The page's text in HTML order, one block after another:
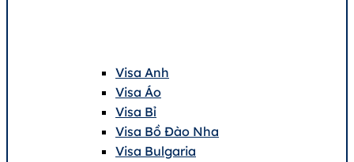
Visa Anh
Visa Áo
Visa Bỉ
Visa Bồ Đào Nha
Visa Bulgaria